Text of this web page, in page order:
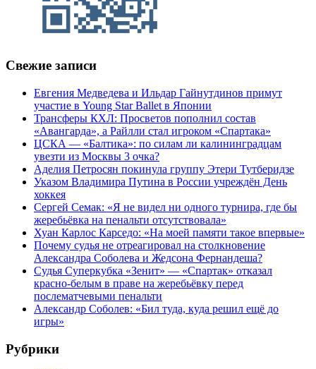
Свежие записи
Евгения Медведева и Ильдар Гайнутдинов примут
участие в Young Star Ballet в Японии
Трансферы КХЛ: Просветов пополнил состав
«Авангарда», а Райлли стал игроком «Спартака»
ЦСКА — «Балтика»: по силам ли калининградцам
увезти из Москвы 3 очка?
Аделия Петросян покинула группу Этери Тутберидзе
Указом Владимира Путина в России учреждён День
хоккея
Сергей Семак: «Я не видел ни одного турнира, где бы
жеребьёвка на пенальти отсутствовала»
Хуан Карлос Карседо: «На моей памяти такое впервые»
Почему судья не отреагировал на столкновение
Александра Соболева и Жедсона Фернандеша?
Судья Суперкубка «Зенит» — «Спартак» отказал
красно-белым в праве на жеребьёвку перед
послематчевыми пенальти
Александр Соболев: «Бил туда, куда решил ещё до
игры»
Рубрики